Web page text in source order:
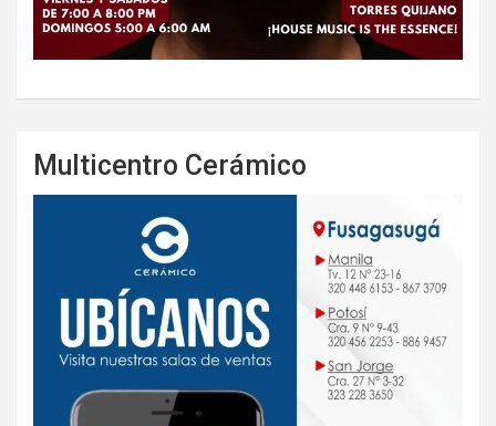
Multicentro Cerámico